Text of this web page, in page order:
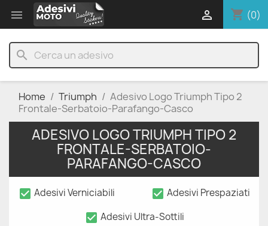
 shopping_cart (0)

search
Home Triumph
Adesivo Logo Triumph Tipo 2
Frontale-Serbatoio-Parafango-Casco
ADESIVO LOGO TRIUMPH TIPO 2
FRONTALE-SERBATOIO-
PARAFANGO-CASCO
check_box Adesivi Verniciabili check_box Adesivi Prespaziati
check_box Adesivi Ultra-Sottili